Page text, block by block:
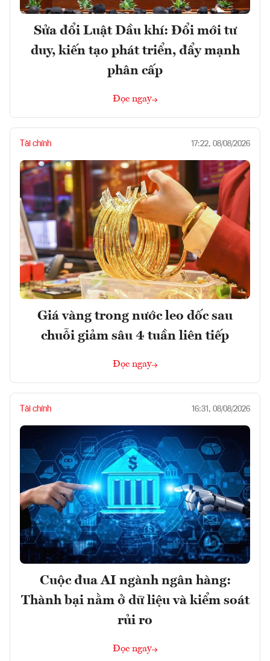
Sửa đổi Luật Dầu khí: Đổi mới tư
duy, kiến tạo phát triển, đẩy mạnh
phân cấp
Đọc ngay
Tài chính 17:22, 08/08/2026
Giá vàng trong nước leo dốc sau
chuỗi giảm sâu 4 tuần liên tiếp
Đọc ngay
Tài chính 16:31, 08/08/2026
Cuộc đua AI ngành ngân hàng:
Thành bại nằm ở dữ liệu và kiểm soát
rủi ro
Đọc ngay